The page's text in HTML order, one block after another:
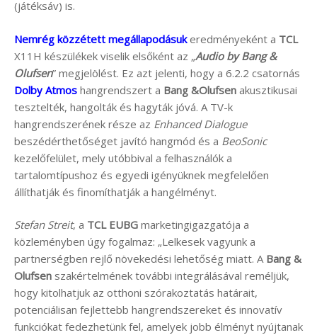
(játéksáv) is.
Nemrég közzétett megállapodásukeredményeként a TCL
X11H készülékek viselik elsőként az „Audio by Bang &
Olufsen” megjelölést. Ez azt jelenti, hogy a 6.2.2 csatornás
Dolby Atmos hangrendszert a Bang &Olufsen akusztikusai
tesztelték, hangolták és hagyták jóvá. A TV-k
hangrendszerének része az Enhanced Dialogue
beszédérthetőséget javító hangmód és a BeoSonic
kezelőfelület, mely utóbbival a felhasználók a
tartalomtípushoz és egyedi igényüknek megfelelően
állíthatják és finomíthatják a hangélményt.
Stefan Streit, a TCL EUBG marketingigazgatója a
közleményben úgy fogalmaz: „Lelkesek vagyunk a
partnerségben rejlő növekedési lehetőség miatt. A Bang &
Olufsen szakértelmének további integrálásával reméljük,
hogy kitolhatjuk az otthoni szórakoztatás határait,
potenciálisan fejlettebb hangrendszereket és innovatív
funkciókat fedezhetünk fel, amelyek jobb élményt nyújtanak